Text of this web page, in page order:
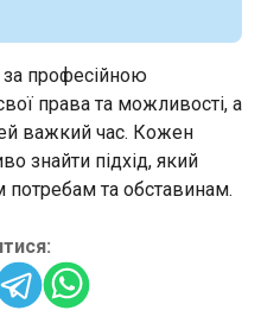
професійною
права та можливості, а
важкий час. Кожен
знайти підхід, який
та обставинам.